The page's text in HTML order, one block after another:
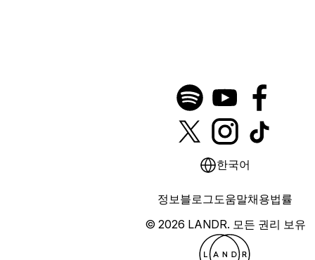
한국어
© 2026 LANDR. 모든 권리 보유
정보블로그도움말채용법률